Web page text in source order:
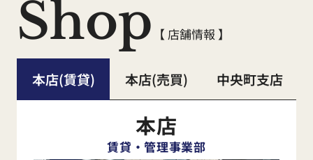
Shop 【 店舗情報 】
本店(賃貸) 本店(売買) 中央町支店
本店
賃貸・管理事業部